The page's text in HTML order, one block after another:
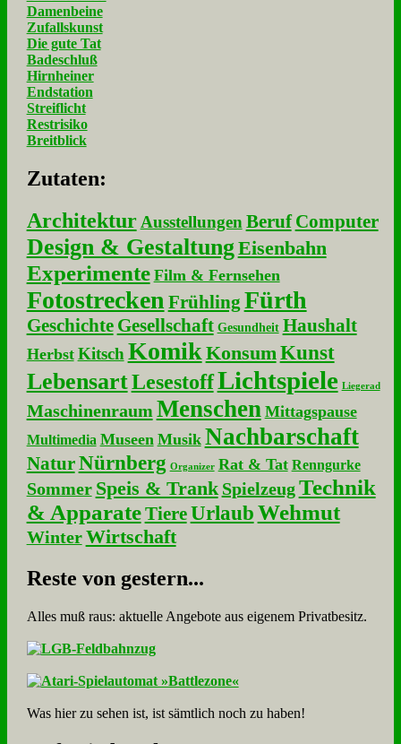
Damenbeine
Zufallskunst
Die gute Tat
Badeschluß
Hirnheiner
Endstation
Streiflicht
Restrisiko
Breitblick
Zu­ta­ten:
Architektur Ausstellungen Beruf Computer
Design & GestaltungEisenbahn
Experimente Film & Fernsehen
Fotostrecken Frühling Fürth
Geschichte Gesellschaft Gesundheit Haushalt
Herbst Kitsch Komik KonsumKunst
LebensartLesestoffLichtspiele Liegerad
Maschinenraum Menschen Mittagspause
Multimedia Museen Musik Nachbarschaft
NaturNürnberg Organizer Rat & Tat Renngurke
Sommer Speis & Trank Spielzeug Technik
& Apparate Tiere UrlaubWehmut
Winter Wirtschaft
Re­ste von ge­stern...
Alles muß raus: aktuelle An­ge­bo­te aus eigenem Privatbesitz.
Was hier zu sehen ist, ist sämt­lich noch zu haben!